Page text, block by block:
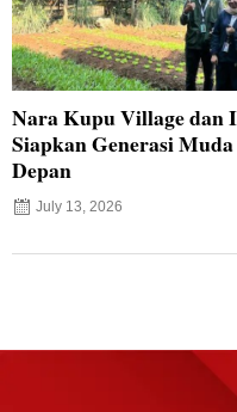
Nara Kupu Village dan
Siapkan Generasi
Depan
July 13, 2026